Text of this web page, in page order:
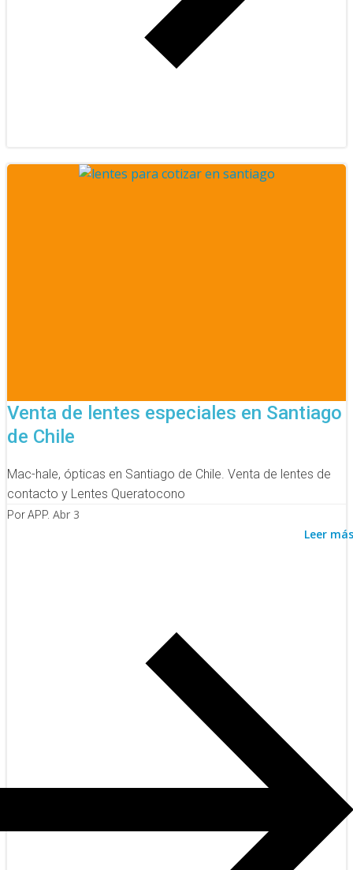
Venta de lentes especiales en Santiago
de Chile
Mac-hale, ópticas en Santiago de Chile. Venta de lentes de
contacto y Lentes Queratocono
Por APP. Abr 3
Leer más